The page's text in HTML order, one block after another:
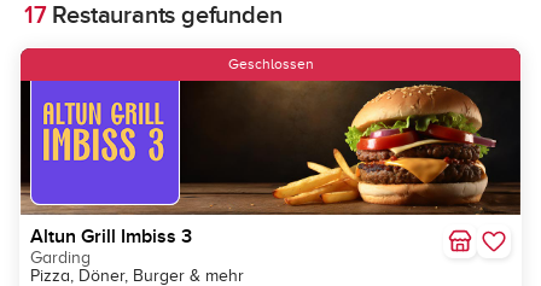
17Restaurants gefunden
Geschlossen
Altun Grill Imbiss 3
Garding
Pizza, Döner, Burger & mehr